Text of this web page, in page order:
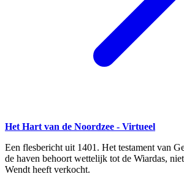
Het Hart van de Noordzee - Virtueel
Een flesbericht uit 1401. Het testament van
de haven behoort wettelijk tot de Wiardas,
Wendt heeft verkocht.